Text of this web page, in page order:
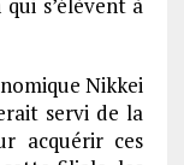
Nikkei
servi de la
acquérir ces